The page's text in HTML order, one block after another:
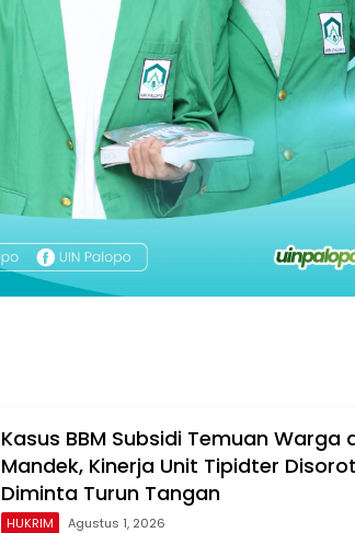
Kasus BBM Subsidi Temuan Warga
Mandek, Kinerja Unit Tipidter
Diminta Turun Tangan
HUKRIM Agustus 1, 2026